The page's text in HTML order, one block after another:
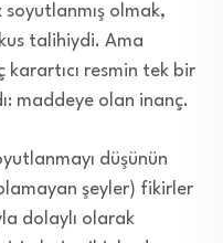
soyutlanmış olmak,
talihiydi. Ama
karartıcı resmin tek bir
maddeye olan inanç.
düşünün
şeyler) fikirler
dolaylı olarak